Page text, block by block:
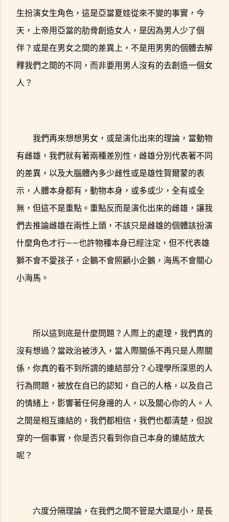
生扮演女生角色，這是亞當夏娃從來不變的事實，今
天，上帝用亞當的肋骨創造女人，是因為男人少了個
伴？或是在男女之間的差異上，不是用男男的個體去解
釋我們之間的不同，而非要用男人沒有的去創造一個女
人？
我們再來想想男女，或是演化出來的理論，當動物
有雌雄，我們就有著兩種差別性，雌雄分別代表著不同
的差異，以及大腦體內多少雌性或是雄性賀爾蒙的表
示，人體本身都有，動物本身，或多或少，全有或全
無，但這不是重點。重點反而是演化出來的雌雄，讓我
們去推論雌雄在兩性上頭，不該只是雌雄的個體該扮演
什麼角色才行——也許物種本身已經注定，但不代表雄
獅不會不愛孩子，企鵝不會照顧小企鵝，海馬不會關心
小海馬。
所以這到底是什麼問題？人際上的處理，我們真的
沒有想過？當政治被涉入，當人際關係不再只是人際關
係，你真的看不到所謂的連結部分？心理學所深思的人
行為問題，被放在自已的認知，自己的人格，以及自己
的情緒上，影響著任何身邊的人，以及關心你的人。人
之間是相互連結的，我們都相信，我們也都清楚，但說
穿的一個事實，你是否只看到你自己本身的連結放大
呢？
六度分隔理論，在我們之間不管是大還是小，是長